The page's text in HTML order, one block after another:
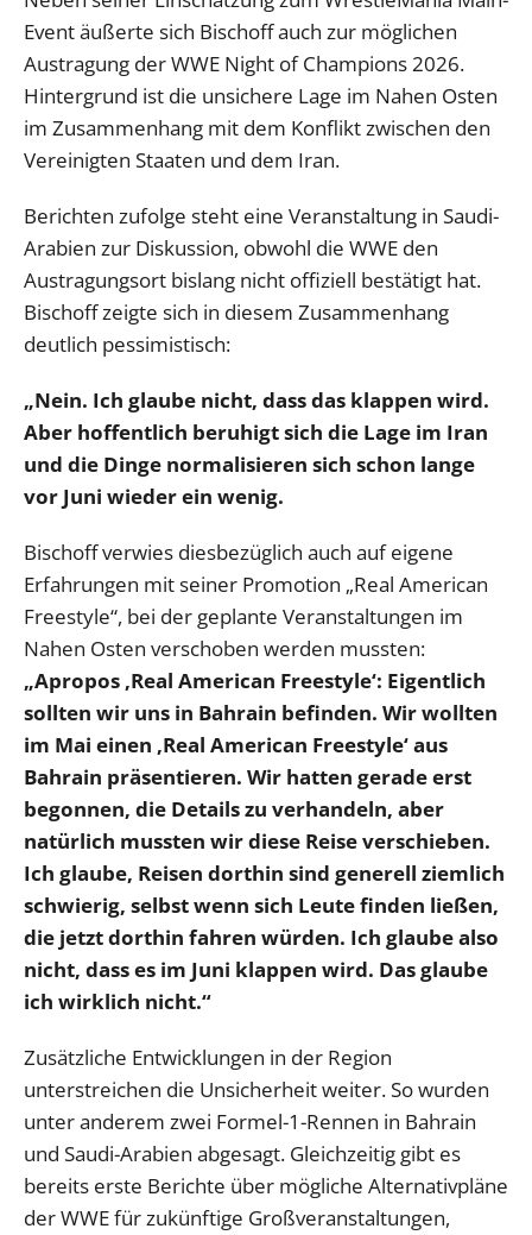
Event äußerte sich Bischoff auch zur möglichen
Austragung der WWE Night of Champions 2026.
Hintergrund ist die unsichere Lage im Nahen Osten
im Zusammenhang mit dem Konflikt zwischen den
Vereinigten Staaten und dem Iran.
Berichten zufolge steht eine Veranstaltung in Saudi-
Arabien zur Diskussion, obwohl die WWE den
Austragungsort bislang nicht offiziell bestätigt hat.
Bischoff zeigte sich in diesem Zusammenhang
deutlich pessimistisch:
„Nein. Ich glaube nicht, dass das klappen wird.
Aber hoffentlich beruhigt sich die Lage im Iran
und die Dinge normalisieren sich schon lange
vor Juni wieder ein wenig.
Bischoff verwies diesbezüglich auch auf eigene
Erfahrungen mit seiner Promotion „Real American
Freestyle“, bei der geplante Veranstaltungen im
Nahen Osten verschoben werden mussten:
„Apropos ‚Real American Freestyle‘: Eigentlich
sollten wir uns in Bahrain befinden. Wir wollten
im Mai einen ‚Real American Freestyle‘ aus
Bahrain präsentieren. Wir hatten gerade erst
begonnen, die Details zu verhandeln, aber
natürlich mussten wir diese Reise verschieben.
Ich glaube, Reisen dorthin sind generell ziemlich
schwierig, selbst wenn sich Leute finden ließen,
die jetzt dorthin fahren würden. Ich glaube also
nicht, dass es im Juni klappen wird. Das glaube
ich wirklich nicht.“
Zusätzliche Entwicklungen in der Region
unterstreichen die Unsicherheit weiter. So wurden
unter anderem zwei Formel-1-Rennen in Bahrain
und Saudi-Arabien abgesagt. Gleichzeitig gibt es
bereits erste Berichte über mögliche Alternativpläne
der WWE für zukünftige Großveranstaltungen,